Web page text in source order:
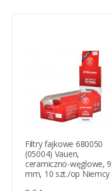
Filtry fajkowe 680050
(05004) Vauen,
ceramiczno-węglowe, 9
mm, 10 szt./op Niemcy